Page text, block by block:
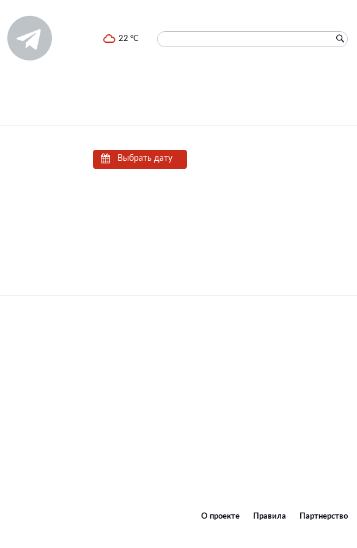
22 °C
Выбрать дату
О проекте Правила Партнерство